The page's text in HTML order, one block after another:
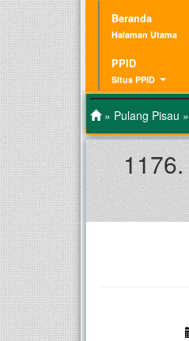
Beranda
Halaman Utama
PPID
Situs PPID
» Pulang Pisau